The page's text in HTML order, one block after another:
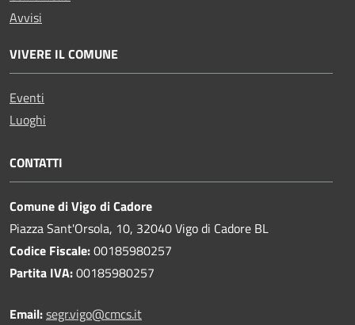
Avvisi
VIVERE IL COMUNE
Eventi
Luoghi
CONTATTI
Comune di Vigo di Cadore
Piazza Sant'Orsola, 10, 32040 Vigo di Cadore BL
Codice Fiscale:00185980257
Partita IVA:00185980257
Email:segr.vigo@cmcs.it